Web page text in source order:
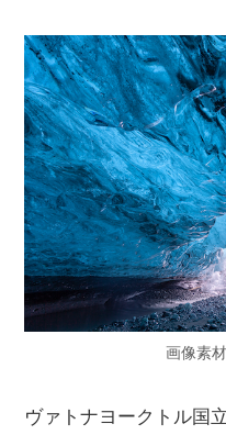
画像素
ヴァトナヨークトル国